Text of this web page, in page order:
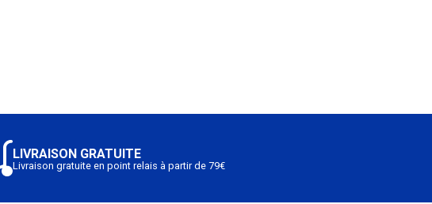
LIVRAISON GRATUITE
Livraison gratuite en point relais à partir de 79€